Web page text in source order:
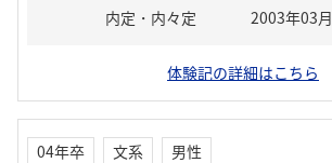
内定・内々定
2003年03月
体験記の詳細はこちら
04年卒 文系
男性